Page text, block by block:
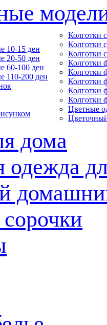
10-15 ден
20-50 ден
60-100 ден
110-200 ден
Колготки
Колготки
Колготки
Колготки
Колготки
Колготки
Колготки
Колготки
Цветные
дома
одежда